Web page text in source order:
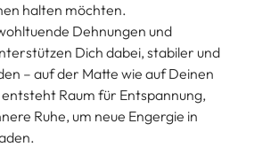
halten möchten.
Dehnungen und
Dich dabei, stabiler und
– auf der Matte wie auf Deinen
Raum für Entspannung,
Ruhe, um neue Engergie in